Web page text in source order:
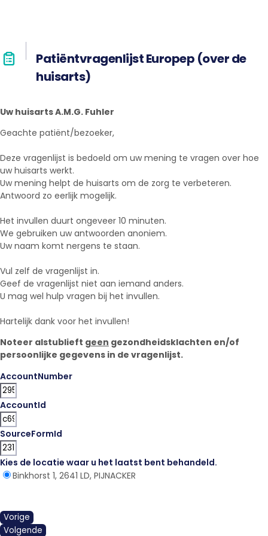
Patiëntvragenlijst Europep (over de
huisarts)
Uw huisarts A.M.G. Fuhler
Geachte patiënt/bezoeker,
Deze vragenlijst is bedoeld om uw mening te vragen over hoe
uw huisarts werkt.
Uw mening helpt de huisarts om de zorg te verbeteren.
Antwoord zo eerlijk mogelijk.
Het invullen duurt ongeveer 10 minuten.
We gebruiken uw antwoorden anoniem.
Uw naam komt nergens te staan.
Vul zelf de vragenlijst in.
Geef de vragenlijst niet aan iemand anders.
U mag wel hulp vragen bij het invullen.
Hartelijk dank voor het invullen!
Noteer alstublieft geen gezondheidsklachten en/of
persoonlijke gegevens in de vragenlijst.
AccountNumber
AccountId
SourceFormId
Kies de locatie waar u het laatst bent behandeld.
Binkhorst 1, 2641 LD, PIJNACKER
Vorige
Volgende